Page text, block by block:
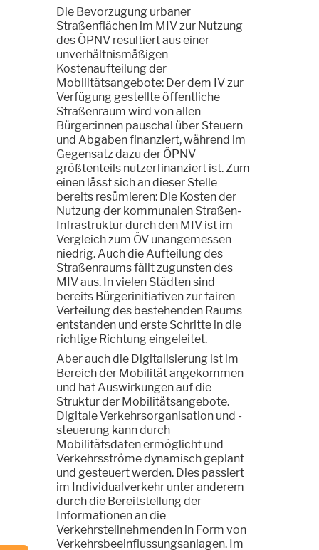
Die Bevorzugung urbaner
Straßenflächen im MIV zur Nutzung
des ÖPNV resultiert aus einer
unverhältnismäßigen
Kostenaufteilung der
Mobilitätsangebote: Der dem IV zur
Verfügung gestellte öffentliche
Straßenraum wird von allen
Bürger:innen pauschal über Steuern
und Abgaben finanziert, während im
Gegensatz dazu der ÖPNV
größtenteils nutzerfinanziert ist. Zum
einen lässt sich an dieser Stelle
bereits resümieren: Die Kosten der
Nutzung der kommunalen Straßen-
Infrastruktur durch den MIV ist im
Vergleich zum ÖV unangemessen
niedrig. Auch die Aufteilung des
Straßenraums fällt zugunsten des
MIV aus. In vielen Städten sind
bereits Bürgerinitiativen zur fairen
Verteilung des bestehenden Raums
entstanden und erste Schritte in die
richtige Richtung eingeleitet.
Aber auch die Digitalisierung ist im
Bereich der Mobilität angekommen
und hat Auswirkungen auf die
Struktur der Mobilitätsangebote.
Digitale Verkehrsorganisation und -
steuerung kann durch
Mobilitätsdaten ermöglicht und
Verkehrsströme dynamisch geplant
und gesteuert werden. Dies passiert
im Individualverkehr unter anderem
durch die Bereitstellung der
Informationen an die
Verkehrsteilnehmenden in Form von
Verkehrsbeeinflussungsanlagen. Im